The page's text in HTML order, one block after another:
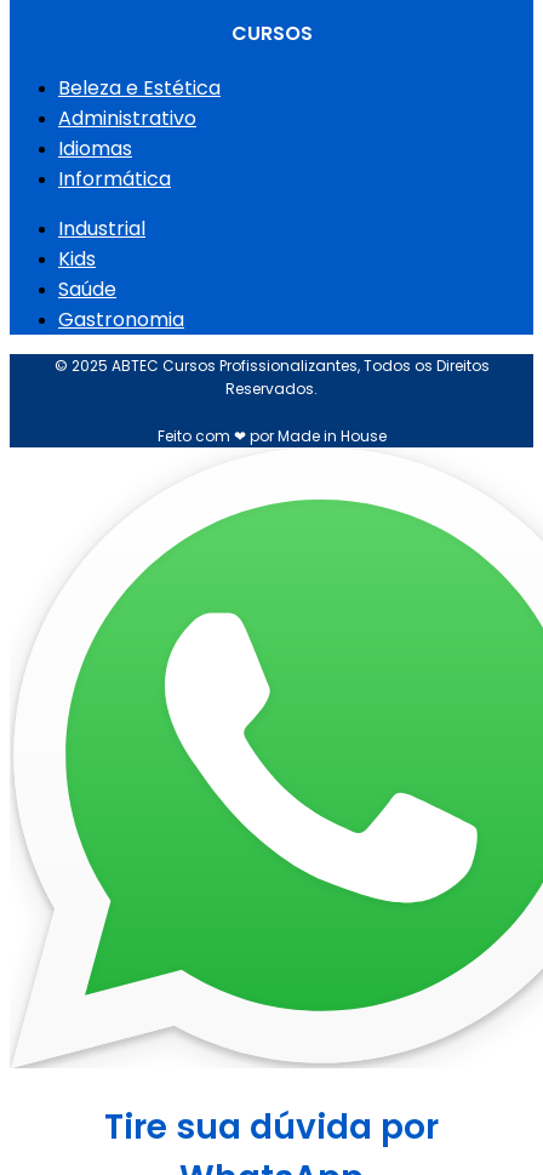
CURSOS
Beleza e Estética
Administrativo
Idiomas
Informática
Industrial
Kids
Saúde
Gastronomia
© 2025 ABTEC Cursos Profissionalizantes, Todos os Direitos
Reservados.
Feito com ❤ por Made in House
Tire sua dúvida por